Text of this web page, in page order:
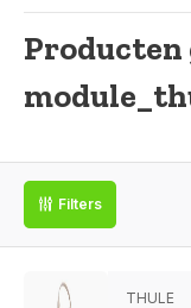
Producten
Filters
THULE